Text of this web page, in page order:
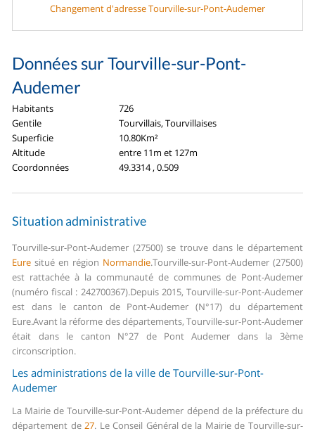
Changement d'adresse Tourville-sur-Pont-Audemer
Données sur Tourville-sur-Pont-
Audemer
Habitants
726
Gentile
Tourvillais, Tourvillaises
Superficie
10.80Km²
Altitude
entre 11m et 127m
Coordonnées
49.3314 , 0.509
Situation administrative
Tourville-sur-Pont-Audemer (27500) se trouve dans le département
Eure situé en région Normandie.Tourville-sur-Pont-Audemer (27500)
est rattachée à la communauté de communes de Pont-Audemer
(numéro fiscal : 242700367).Depuis 2015, Tourville-sur-Pont-Audemer
est dans le canton de Pont-Audemer (N°17) du département
Eure.Avant la réforme des départements, Tourville-sur-Pont-Audemer
était dans le canton N°27 de Pont Audemer dans la 3ème
circonscription.
Les administrations de la ville de Tourville-sur-Pont-
Audemer
La Mairie de Tourville-sur-Pont-Audemer dépend de la préfecture du
département de27. Le Conseil Général de la Mairie de Tourville-sur-